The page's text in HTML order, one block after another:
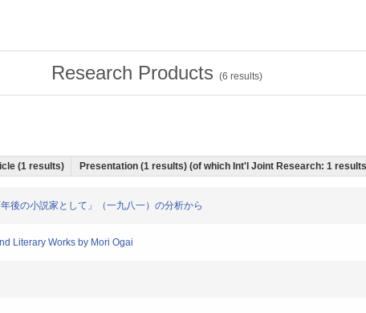
Research Products (6 results)
(1 results) Presentation (1 results) (of which Int'l Joint Research: 1
後の小説家として」（一九八一）の分析から
Literary Works by Mori Ogai